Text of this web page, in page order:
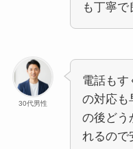
も丁寧で
30代男性
電話もす
の対応も
の後どう
れるので